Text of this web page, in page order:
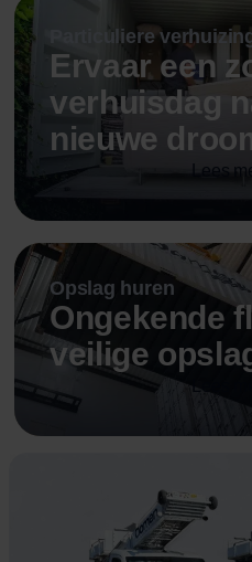
Particuliere
Ervaar een
verhuisdag
nieuwe
Lees
Opslag huren
Ongekende
veilige
Lees